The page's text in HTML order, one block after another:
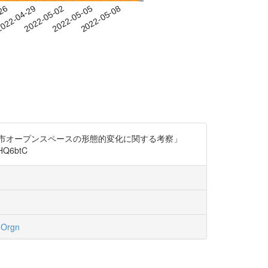
04-29
2022-05-022022-05-052022-05-08
ープンスペースの形態的変化に関する考察」